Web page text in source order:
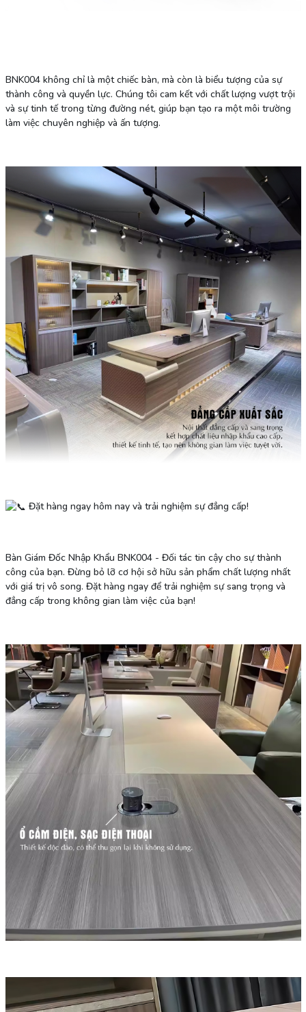
BNK004 không chỉ là một chiếc bàn, mà còn là biểu tượng của sự
thành công và quyền lực. Chúng tôi cam kết với chất lượng vượt trội
và sự tinh tế trong từng đường nét, giúp bạn tạo ra một môi trường
làm việc chuyên nghiệp và ấn tượng.
Đặt hàng ngay hôm nay và trải nghiệm sự đẳng cấp!
Bàn Giám Đốc Nhập Khẩu BNK004 - Đối tác tin cậy cho sự thành
công của bạn. Đừng bỏ lỡ cơ hội sở hữu sản phẩm chất lượng nhất
với giá trị vô song. Đặt hàng ngay để trải nghiệm sự sang trọng và
đẳng cấp trong không gian làm việc của bạn!